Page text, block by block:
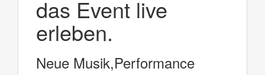
das Event live
erleben.
Neue Musik,Performance